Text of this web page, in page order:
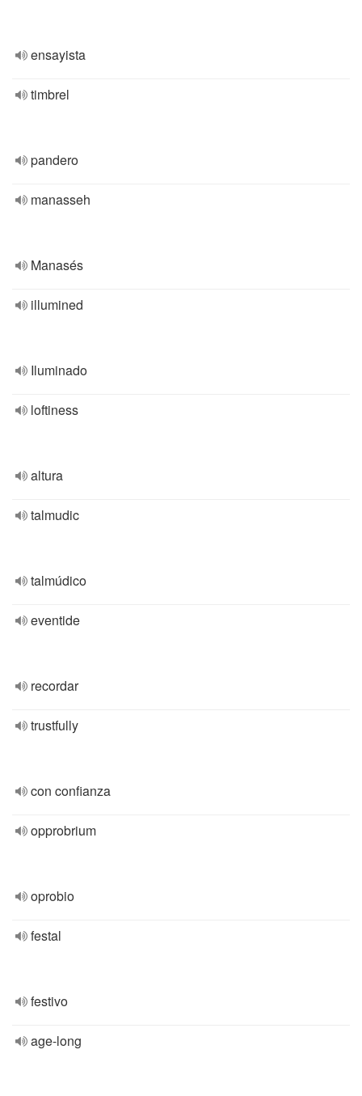
ensayista
timbrel
pandero
manasseh
Manasés
illumined
Iluminado
loftiness
altura
talmudic
talmúdico
eventide
recordar
trustfully
con confianza
opprobrium
oprobio
festal
festivo
age-long